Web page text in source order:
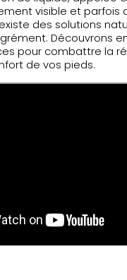
visible et parfois
des solutions
Découvrons
pour combattre la
de vos pieds.